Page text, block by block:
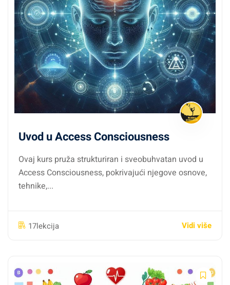
Uvod u Access Consciousness
Ovaj kurs pruža strukturiran i sveobuhvatan uvod u
Access Consciousness, pokrivajući njegove osnove,
tehnike,...
17lekcija Vidi više